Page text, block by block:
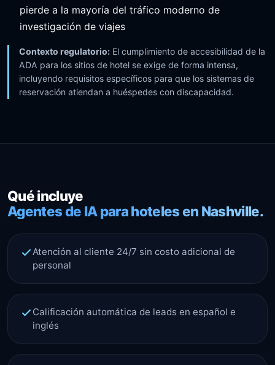
pierde a la mayoría del tráfico moderno de
investigación de viajes
Contexto regulatorio: El cumplimiento de accesibilidad de la
ADA para los sitios de hotel se exige de forma intensa,
incluyendo requisitos específicos para que los sistemas de
reservación atiendan a huéspedes con discapacidad.
Qué incluye
Agentes de IA para hoteles en Nashville.
Atención al cliente 24/7 sin costo adicional de
personal
Calificación automática de leads en español e
inglés